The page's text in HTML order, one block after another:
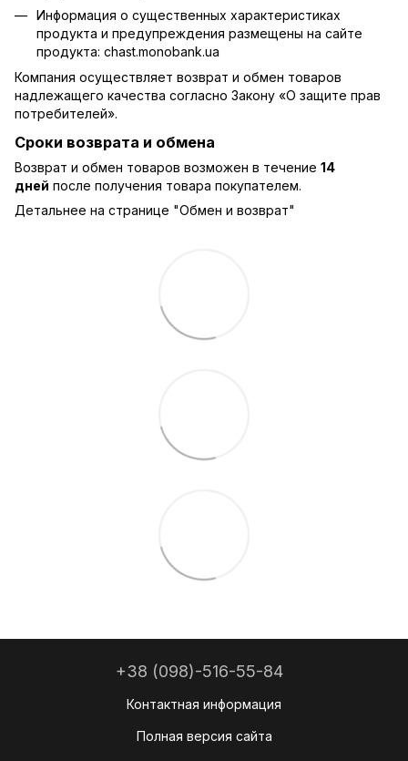
Информация о существенных характеристиках
продукта и предупреждения размещены на сайте
продукта: chast.monobank.ua
Компания осуществляет возврат и обмен товаров
надлежащего качества согласно Закону «О защите прав
потребителей».
Сроки возврата и обмена
Возврат и обмен товаров возможен в течение 14
дней после получения товара покупателем.
Детальнее на странице "Обмен и возврат"
+38 (098)-516-55-84
Контактная информация
Полная версия сайта